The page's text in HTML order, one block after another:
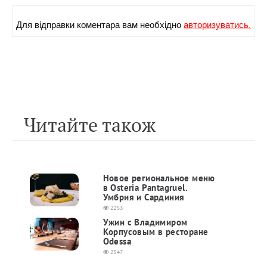
Для вiдправки коментара вам необхiдноавторизуватись.
Читайте також
Новое региональное меню
в Оsteria Pantagruel.
Умбрия и Сардиния
2253
Ужин с Владимиром
Корпусовым в ресторане
Odessa
2347